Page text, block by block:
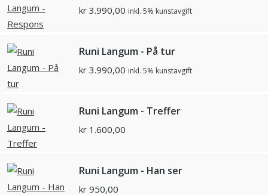
kr 3.990,00 inkl. 5% kunstavgift
Runi Langum - På tur
kr 3.990,00 inkl. 5% kunstavgift
Runi Langum - Treffer
kr 1.600,00
Runi Langum - Han ser
kr 950,00